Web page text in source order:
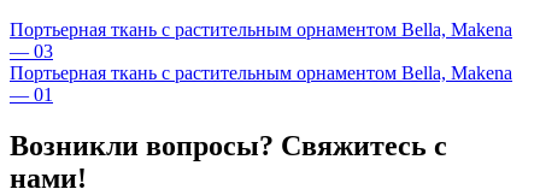
Портьерная ткань с растительным орнаментом Bella, Makena
— 03
Портьерная ткань с растительным орнаментом Bella, Makena
— 01
Возникли вопросы? Свяжитесь с
нами!